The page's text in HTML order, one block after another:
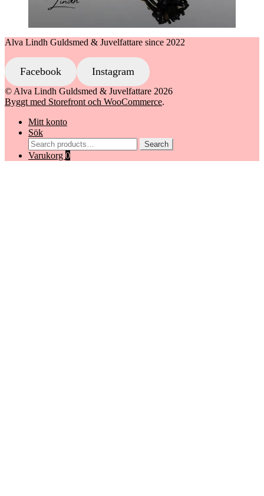
Alva Lindh Guldsmed & Juvelfattare since 2022
Facebook Instagram
© Alva Lindh Guldsmed & Juvelfattare 2026
Byggt med Storefront och WooCommerce.
Mitt konto
Sök
Search
for:
Search
Varukorg 0